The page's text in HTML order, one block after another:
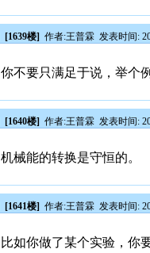
[1639楼] 作者:王普霖 发表时间:
你不要只满足于说，举个例
[1640楼] 作者:王普霖 发表时间:
机械能的转换是守恒的。
[1641楼] 作者:王普霖 发表时间:
比如你做了某个实验，你